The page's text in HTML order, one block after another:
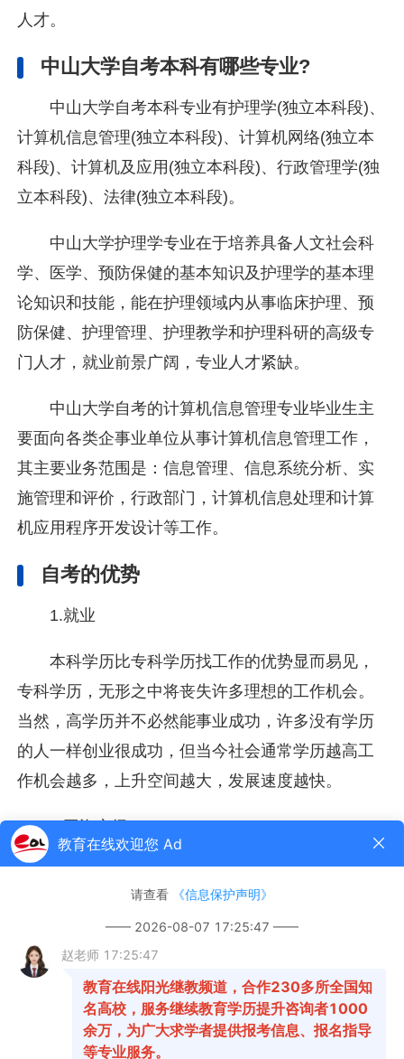
人才。
中山大学自考本科有哪些专业?
中山大学自考本科专业有护理学(独立本科段)、
计算机信息管理(独立本科段)、计算机网络(独立本
科段)、计算机及应用(独立本科段)、行政管理学(独
立本科段)、法律(独立本科段)。
中山大学护理学专业在于培养具备人文社会科
学、医学、预防保健的基本知识及护理学的基本理
论知识和技能，能在护理领域内从事临床护理、预
防保健、护理管理、护理教学和护理科研的高级专
门人才，就业前景广阔，专业人才紧缺。
中山大学自考的计算机信息管理专业毕业生主
要面向各类企事业单位从事计算机信息管理工作，
其主要业务范围是：信息管理、信息系统分析、实
施管理和评价，行政部门，计算机信息处理和计算
机应用程序开发设计等工作。
自考的优势
1.就业
本科学历比专科学历找工作的优势显而易见，
专科学历，无形之中将丧失许多理想的工作机会。
当然，高学历并不必然能事业成功，许多没有学历
的人一样创业很成功，但当今社会通常学历越高工
作机会越多，上升空间越大，发展速度越快。
工资，本科工资比专科工资高一档次，较规范的企
业也是按学历定工资，如在苏州、上海、深圳等地
外资企业或国内知名企业上班，上岗工资本科工资
比专科工资高500元以上是正常的，而且本科以上的
奖金和提升机会都比专科相对多一些，当然也有部
分企业部分岗位，尤其是一些未成型的企业，并不